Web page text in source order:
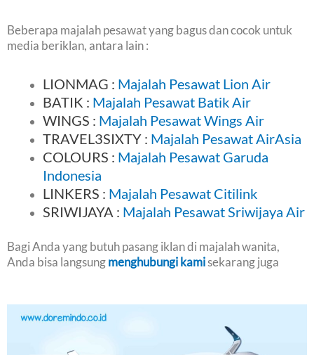
Beberapa majalah pesawat yang bagus dan cocok untuk
media beriklan, antara lain :
LIONMAG : Majalah Pesawat Lion Air
BATIK : Majalah Pesawat Batik Air
WINGS : Majalah Pesawat Wings Air
TRAVEL3SIXTY : Majalah Pesawat AirAsia
COLOURS : Majalah Pesawat Garuda
Indonesia
LINKERS : Majalah Pesawat Citilink
SRIWIJAYA : Majalah Pesawat Sriwijaya Air
Bagi Anda yang butuh pasang iklan di majalah wanita,
Anda bisa langsungmenghubungi kamisekarang juga